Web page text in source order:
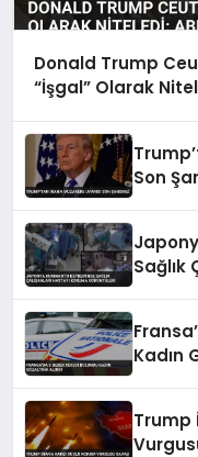
Donald Trump
“İşgal” Olarak
Son
Sağlık
Kadın
Trump